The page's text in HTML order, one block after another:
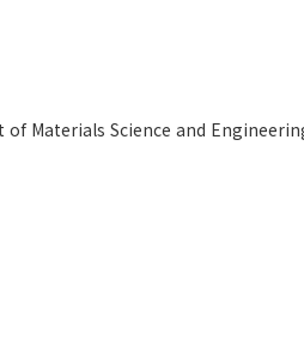
Materials Science and